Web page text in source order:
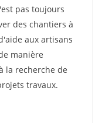
pas toujours
des chantiers à
aux artisans
manière
la recherche de
travaux.